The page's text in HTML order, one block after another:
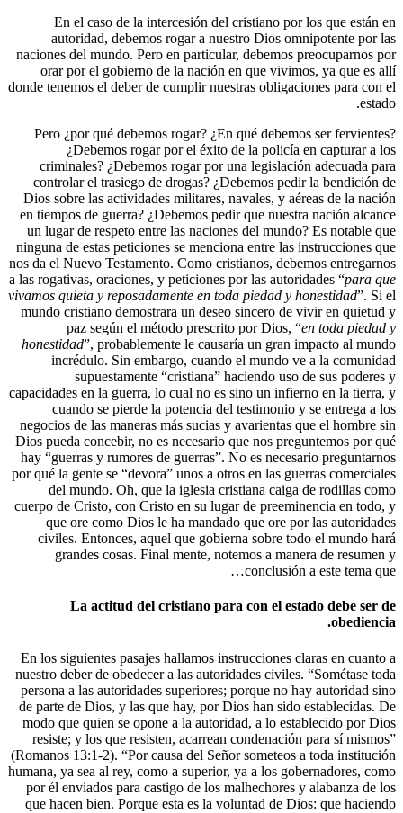
En el caso de la intercesión del
autoridad, debemos rogar a nuestro
naciones del mundo. Pero en particular,
orar por el gobierno de la nación en
donde tenemos el deber de cumplir nuestras
Pero ¿por qué debemos rogar? ¿En qué
¿Debemos rogar por el éxito de la
criminales? ¿Debemos rogar por una
controlar el trasiego de drogas?
Dios sobre las actividades militares,
en tiempos de guerra? ¿Debemos pedir
un lugar de respeto entre las naciones del
ninguna de estas peticiones se menciona
nos da el Nuevo Testamento. Como
a las rogativas, oraciones, y peticiones por
vivamos quieta y reposadamente en toda
mundo cristiano demostrara un deseo
paz según el método prescrito por
honestidad”, probablemente le causaría
incrédulo. Sin embargo, cuando el
supuestamente “cristiana”
capacidades en la guerra, lo cual no es sino
cuando se pierde la potencia del
negocios de las maneras más sucias y
Dios pueda concebir, no es necesario que
hay “guerras y rumores de guerras”. No es
por qué la gente se “devora” unos a otros en
del mundo. Oh, que la iglesia
cuerpo de Cristo, con Cristo en su lugar de
que ore como Dios le ha mandado
civiles. Entonces, aquel que gobierna
grandes cosas. Final mente, notemos
La actitud del cristiano para con
En los siguientes pasajes hallamos
nuestro deber de obedecer a las autoridades
persona a las autoridades superiores;
de parte de Dios, y las que hay, por Dios
modo que quien se opone a la autoridad,
resiste; y los que resisten, acarrean
(Romanos 13:1-2). “Por causa del Señor
humana, ya sea al rey, como a superior, ya a
por él enviados para castigo de los
que hacen bien. Porque esta es la